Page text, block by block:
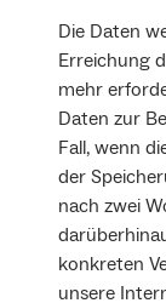
Die Daten
Erreichung
mehr
Daten zur
Fall, wenn
der
nach zwei
konkreten
unsere